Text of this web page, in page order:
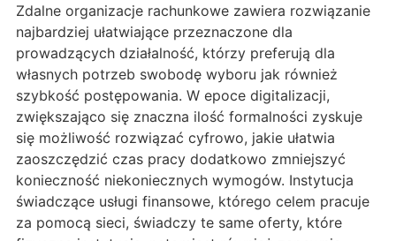
Zdalne organizacje rachunkowe zawiera rozwiązanie
najbardziej ułatwiające przeznaczone dla
prowadzących działalność, którzy preferują dla
własnych potrzeb swobodę wyboru jak również
szybkość postępowania. W epoce digitalizacji,
zwiększająco się znaczna ilość formalności zyskuje
się możliwość rozwiązać cyfrowo, jakie ułatwia
zaoszczędzić czas pracy dodatkowo zmniejszyć
konieczność niekoniecznych wymogów. Instytucja
świadczące usługi finansowe, którego celem pracuje
za pomocą sieci, świadczy te same oferty, które